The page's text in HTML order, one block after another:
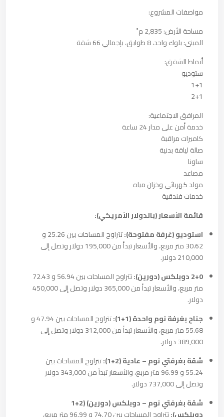
مواصفات المشروع:
مساحة الأرض: 2,835 م²
المبنى: بلوك واحد، 8 طوابق، بإجمالي 66 شقة
أنماط الشقق:
ستوديو
1+1
2+1
المرافق الاجتماعية:
خدمة أمن على مدار 24 ساعة
كاميرات مراقبة
صالة لياقة بدنية
ساونا
مصاعد
مولد كهربائي وخزان مياه
خدمات فندقية
قائمة الأسعار (بالدولار الأمريكي):
استوديو (غرفة مفتوحة):
تتراوح المساحات بين 25.26 و
30.62 متر مربع، والأسعار تبدأ من 195,000 دولار وتصل إلى
210,000 دولار.
2+0 دوبلكس (دورين):
تتراوح المساحات بين 56.94 و 72.43
متر مربع، والأسعار تبدأ من 365,000 دولار وتصل إلى 450,000
دولار.
جناح بغرفة نوم واحدة (1+1):
تتراوح المساحات بين 47.94 و
55.68 متر مربع، والأسعار تبدأ من 312,000 دولار وتصل إلى
389,000 دولار.
شقة بغرفتي نوم – عادية (2+1):
تتراوح المساحات بين
55.24 و 96.99 متر مربع، والأسعار تبدأ من 343,000 دولار
وتصل إلى 737,000 دولار.
شقة بغرفتي نوم – دوبلكس (دورين) (2+1